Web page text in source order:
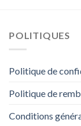
POLITIQUES
Politique de
Politique de
Conditions